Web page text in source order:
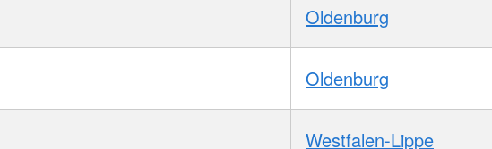
Oldenburg
Oldenburg
Westfalen-Lippe